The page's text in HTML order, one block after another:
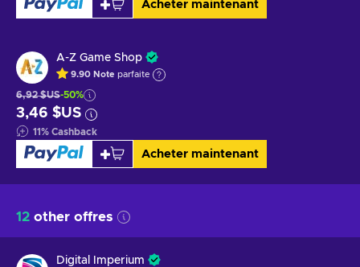
Acheter maintenant
A-Z Game Shop
9.90 Note parfaite
6,92 $US-50%
3,46 $US
11% Cashback
Acheter maintenant
12 other offres
Digital Imperium